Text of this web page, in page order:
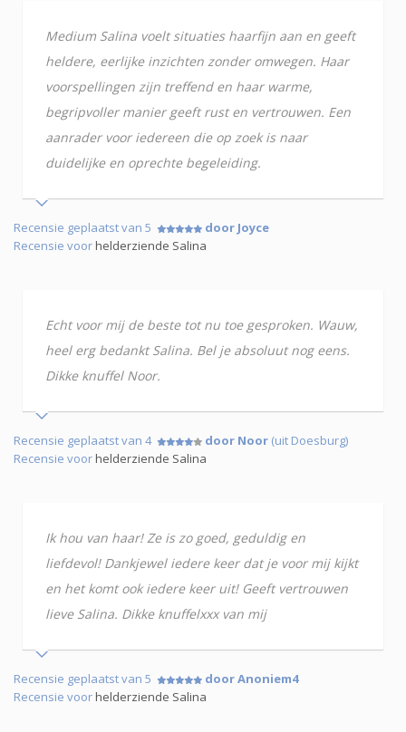
Medium Salina voelt situaties haarfijn aan en geeft
heldere, eerlijke inzichten zonder omwegen. Haar
voorspellingen zijn treffend en haar warme,
begripvoller manier geeft rust en vertrouwen. Een
aanrader voor iedereen die op zoek is naar
duidelijke en oprechte begeleiding.
Recensie geplaatst van 5
door Joyce
Recensie voorhelderziende Salina
Echt voor mij de beste tot nu toe gesproken. Wauw,
heel erg bedankt Salina. Bel je absoluut nog eens.
Dikke knuffel Noor.
Recensie geplaatst van 4 door Noor (uit Doesburg)
Recensie voorhelderziende Salina
Ik hou van haar! Ze is zo goed, geduldig en
liefdevol! Dankjewel iedere keer dat je voor mij kijkt
en het komt ook iedere keer uit! Geeft vertrouwen
lieve Salina. Dikke knuffelxxx van mij
Recensie geplaatst van 5
door Anoniem4
Recensie voorhelderziende Salina